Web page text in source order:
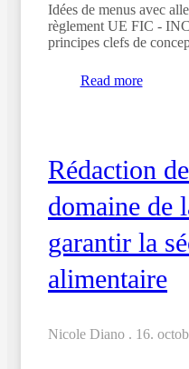
Idées de menus avec
règlement UE FIC -
principes clefs de
Read more
Rédaction
domaine de
garantir la
alimentaire
Nicole Diano . 16.